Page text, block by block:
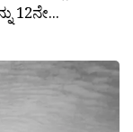
12ನೇ...